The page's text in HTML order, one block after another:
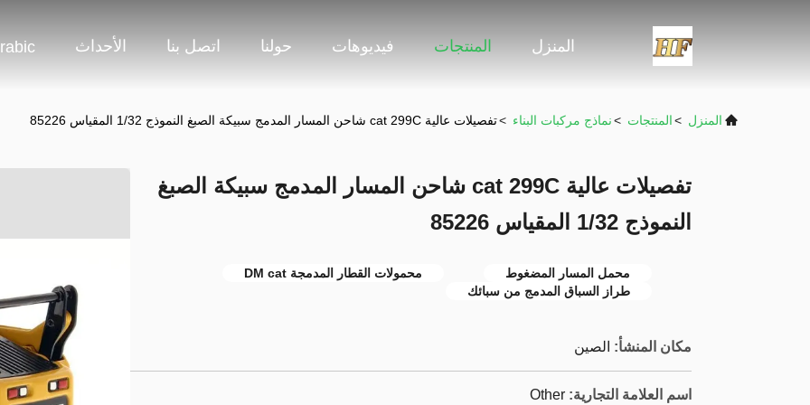
المنزل المنتجات فيديوهات حولنا اتصل بنا الأحداث
المنزل >المنتجات >نماذج مركبات البناء >تفصيلات عالية cat 299C شاحن المسار المدمج سبيكة الصبغ النموذج 1/32 المقياس 85226
تفصيلات عالية cat 299C شاحن المسار المدمج سبيكة الصبغ
النموذج 1/32 المقياس 85226
محمل المسار المضغوط
محمولات القطار المدمجة DM cat
طراز السباق المدمج من سبائك
مكان المنشأ: الصين
اسم العلامة التجارية: Other